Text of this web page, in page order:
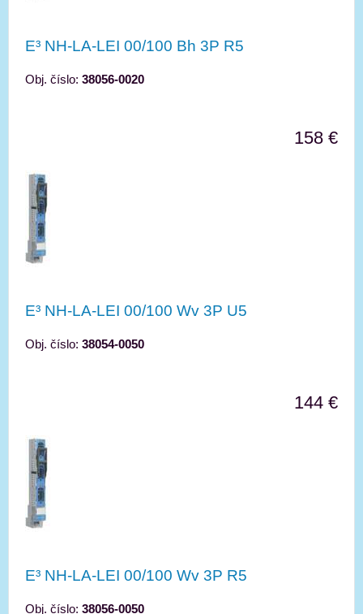
E³ NH-LA-LEI 00/100 Bh 3P R5
Obj. číslo: 38056-0020
158 €
E³ NH-LA-LEI 00/100 Wv 3P U5
Obj. číslo: 38054-0050
144 €
E³ NH-LA-LEI 00/100 Wv 3P R5
Obj. číslo: 38056-0050